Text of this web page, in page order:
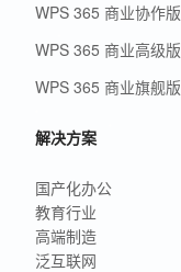
WPS 365 商业协作版
WPS 365 商业高级版
WPS 365 商业旗舰版
解决方案
国产化办公
教育行业
高端制造
泛互联网